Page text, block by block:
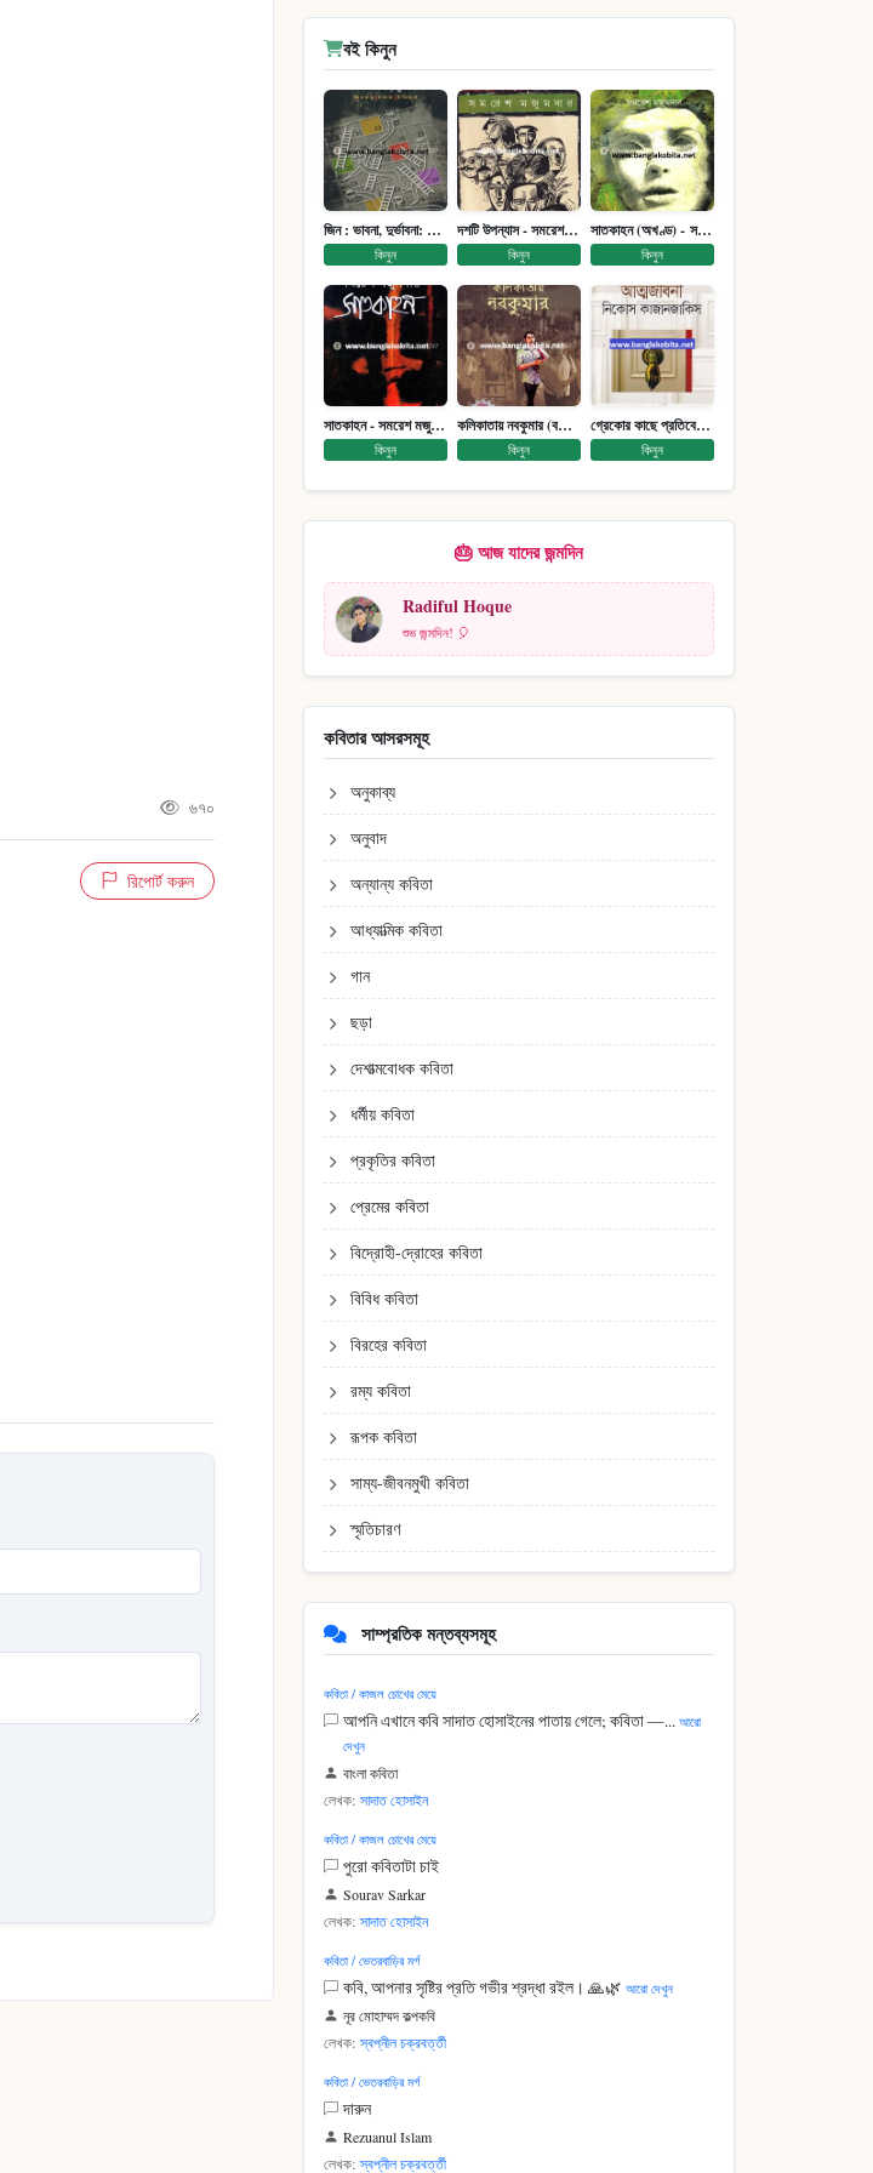
৬৭০
রিপোর্ট করুন
বই কিনুন
জিন : ভাবনা, দুর্ভাবনা: জিনতত্ত্ব সমাজ ইতিহাস (পেপারব্যাক)
কিনুন
দশটি উপন্যাস - সমরেশ মজুমদার
কিনুন
সাতকাহন (অখণ্ড) - সমরেশ মজুমদার
কিনুন
সাতকাহন - সমরেশ মজুমদার
কিনুন
কলিকাতায় নবকুমার (বঙ্কিম পুরষ্কারে সম্মানিত)(মানবিক মেগা উপন্যাস)
কিনুন
গ্রেকোর কাছে প্রতিবেদন : আত্মজীবনী
কিনুন
🎂 আজ যাদের জন্মদিন
Radiful Hoque
শুভ জন্মদিন! 🎈
কবিতার আসরসমূহ
অনুকাব্য
অনুবাদ
অন্যান্য কবিতা
আধ্যাত্মিক কবিতা
গান
ছড়া
দেশাত্মবোধক কবিতা
ধর্মীয় কবিতা
প্রকৃতির কবিতা
প্রেমের কবিতা
বিদ্রোহী-দ্রোহের কবিতা
বিবিধ কবিতা
বিরহের কবিতা
রম্য কবিতা
রূপক কবিতা
সাম্য-জীবনমুখী কবিতা
স্মৃতিচারণ
সাম্প্রতিক মন্তব্যসমূহ
কবিতা / কাজল চোখের মেয়ে
আপনি এখানে কবি সাদাত হোসাইনের পাতায় গেলে; কবিতা —... আরো
দেখুন
বাংলা কবিতা
লেখক: সাদাত হোসাইন
কবিতা / কাজল চোখের মেয়ে
পুরো কবিতাটা চাই
Sourav Sarkar
লেখক: সাদাত হোসাইন
কবিতা / ভেতরবাড়ির মর্গ
কবি, আপনার সৃষ্টির প্রতি গভীর শ্রদ্ধা রইল। 🙏🌿 আরো দেখুন
নূর মোহাম্মদ কল্পকবি
লেখক: স্বপ্নীল চক্রবর্ত্তী
কবিতা / ভেতরবাড়ির মর্গ
দারুন
Rezuanul Islam
লেখক: স্বপ্নীল চক্রবর্ত্তী